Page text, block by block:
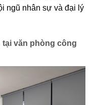
ngũ nhân sự và đại lý
văn phòng công